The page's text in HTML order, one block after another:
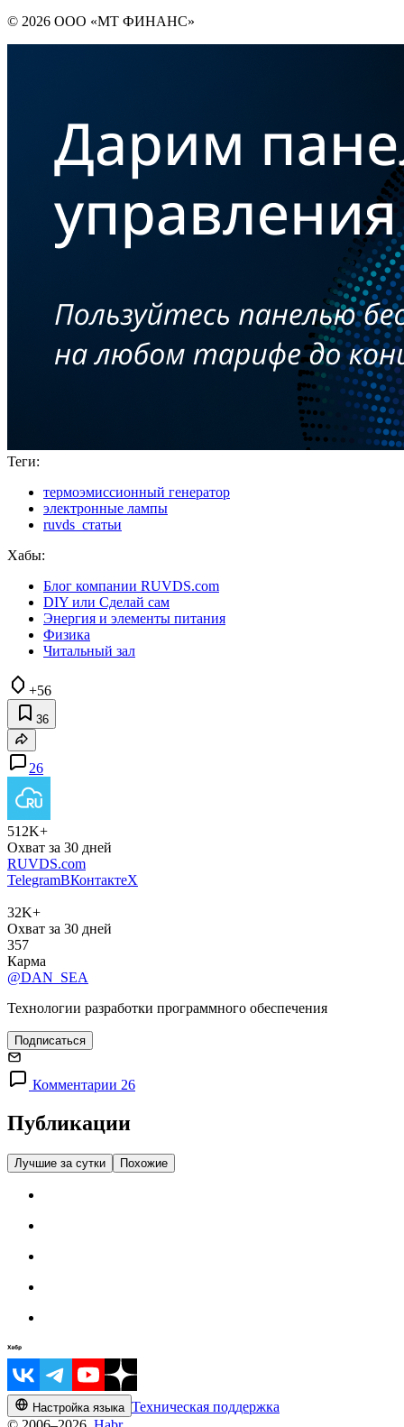
© 2026 ООО «МТ ФИНАНС»
Теги:
термоэмиссионный генератор
электронные лампы
ruvds_статьи
Хабы:
Блог компании RUVDS.com
DIY или Сделай сам
Энергия и элементы питания
Физика
Читальный зал
+56
36
26
512K+
Охват за 30 дней
RUVDS.com
TelegramВКонтактеX
32K+
Охват за 30 дней
357
Карма
@DAN_SEA
Технологии разработки программного обеспечения
Подписаться
Комментарии 26
Публикации
Лучшие за сутки Похожие
Настройка языка Техническая поддержка